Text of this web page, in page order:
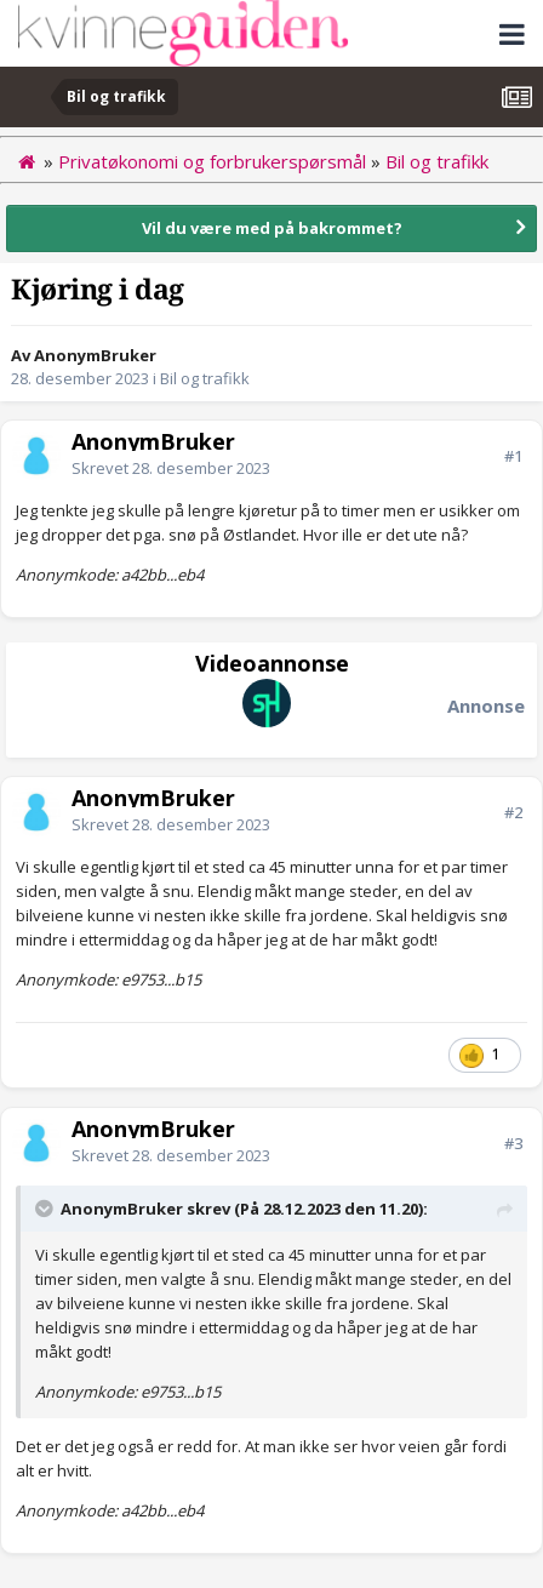
Bil og trafikk
» Privatøkonomi og forbrukerspørsmål » Bil og trafikk
Vil du være med på bakrommet?
Kjøring i dag
Av AnonymBruker
28. desember 2023 i Bil og trafikk
AnonymBruker
Skrevet28. desember 2023
#1
Jeg tenkte jeg skulle på lengre kjøretur på to timer men er usikker om
jeg dropper det pga. snø på Østlandet. Hvor ille er det ute nå?
Anonymkode: a42bb...eb4
Videoannonse
Annonse
AnonymBruker
Skrevet28. desember 2023
#2
Vi skulle egentlig kjørt til et sted ca 45 minutter unna for et par timer
siden, men valgte å snu. Elendig måkt mange steder, en del av
bilveiene kunne vi nesten ikke skille fra jordene. Skal heldigvis snø
mindre i ettermiddag og da håper jeg at de har måkt godt!
Anonymkode: e9753...b15
1
AnonymBruker
Skrevet28. desember 2023
#3
AnonymBruker skrev (På 28.12.2023 den 11.20):
Vi skulle egentlig kjørt til et sted ca 45 minutter unna for et par
timer siden, men valgte å snu. Elendig måkt mange steder, en del
av bilveiene kunne vi nesten ikke skille fra jordene. Skal
heldigvis snø mindre i ettermiddag og da håper jeg at de har
måkt godt!
Anonymkode: e9753...b15
Det er det jeg også er redd for. At man ikke ser hvor veien går fordi
alt er hvitt.
Anonymkode: a42bb...eb4